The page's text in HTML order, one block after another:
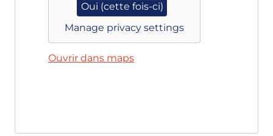
Oui (cette fois-ci)
Manage privacy settings
Ouvrir dans maps